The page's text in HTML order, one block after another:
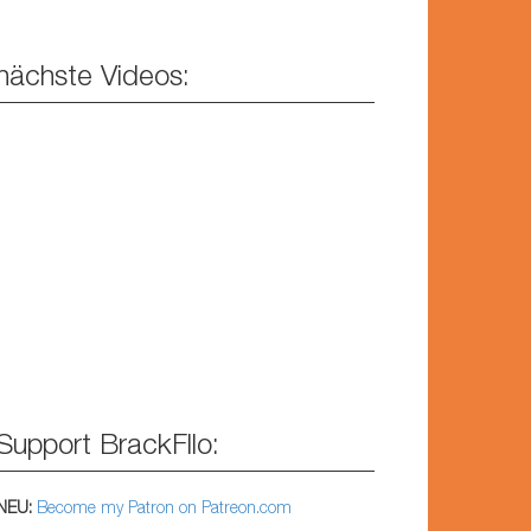
Videos:
BrackFllo:
Become my Patron on Patreon.com